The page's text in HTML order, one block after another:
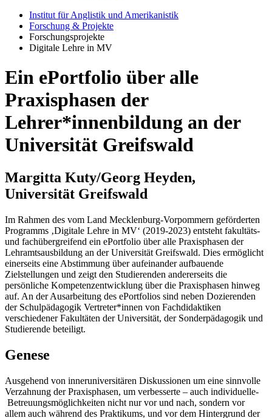
Institut für Anglistik und Amerikanistik
Forschung & Projekte
Forschungsprojekte
Digitale Lehre in MV
Ein ePortfolio über alle
Praxisphasen der
Lehrer*innenbildung an der
Universität Greifswald
Margitta Kuty/Georg Heyden,
Universität Greifswald
Im Rahmen des vom Land Mecklenburg-Vorpommern geförderten
Programms ‚Digitale Lehre in MV‘ (2019-2023) entsteht fakultäts-
und fachübergreifend ein ePortfolio über alle Praxisphasen der
Lehramtsausbildung an der Universität Greifswald. Dies ermöglicht
einerseits eine Abstimmung über aufeinander aufbauende
Zielstellungen und zeigt den Studierenden andererseits die
persönliche Kompetenzentwicklung über die Praxisphasen hinweg
auf. An der Ausarbeitung des ePortfolios sind neben Dozierenden
der Schulpädagogik Vertreter*innen von Fachdidaktiken
verschiedener Fakultäten der Universität, der Sonderpädagogik und
Studierende beteiligt.
Genese
Ausgehend von inneruniversitären Diskussionen um eine sinnvolle
Verzahnung der Praxisphasen, um verbesserte – auch individuelle-
Betreuungsmöglichkeiten nicht nur vor und nach, sondern vor
allem auch während des Praktikums, und vor dem Hintergrund der